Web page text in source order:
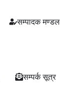
सम्पादक मण्डल
सम्पर्क सूत्र